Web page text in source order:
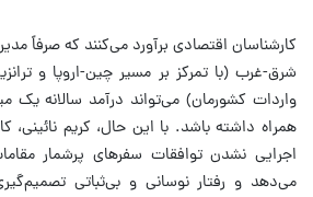
کارشناسان اقتصادی برآورد می‌کنند که صرفاً
شرق-غرب (با تمرکز بر مسیر چین-اروپا و
واردات کشورمان) می‌تواند درآمد سالانه یک
همراه داشته باشد. با این حال، کریم
اجرایی نشدن توافقات سفرهای پرشمار
می‌دهد و رفتار نوسانی و بی‌ثباتی